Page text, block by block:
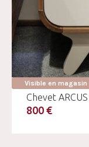
Visible en magasin
Chevet ARCUS
800 €